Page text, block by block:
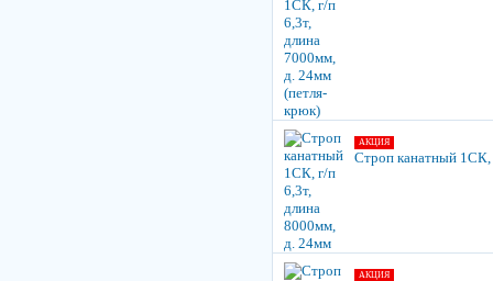
АКЦИЯ
Строп канатный 1СК,
АКЦИЯ